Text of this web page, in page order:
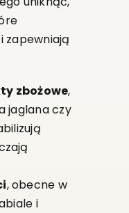
zapewniają
zbożowe,
jaglana czy
, obecne w
i